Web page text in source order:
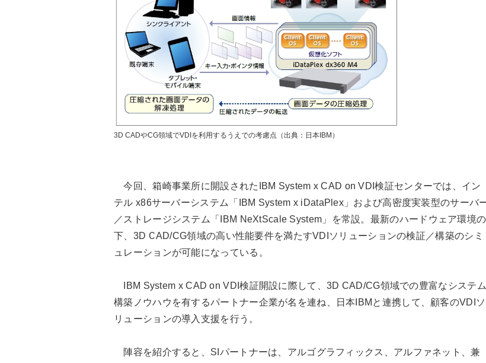
3D CADやCG領域でVDIを利用するうえでの考慮点（出典：日本IBM）
今回、箱崎事業所に開設されたIBM System x CAD on VDI検証センターでは、イン
テル x86サーバーシステム「IBM System x iDataPlex」および高密度実装型のサーバ
／ストレージシステム「IBM NeXtScale System」を常設。最新のハードウェア環境の
下、3D CAD/CG領域の高い性能要件を満たすVDIソリューションの検証／構築のシミ
ュレーションが可能になっている。
IBM System x CAD on VDI検証開設に際して、3D CAD/CG領域での豊富なシステム
構築ノウハウを有するパートナー企業が名を連ね、日本IBMと連携して、顧客のVDIソ
リューションの導入支援を行う。
陣容を紹介すると、SIパートナーは、アルゴグラフィックス、アルファネット、兼